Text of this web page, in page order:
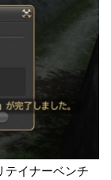
テイナーベンチ